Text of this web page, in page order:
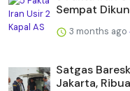
Sempat
3 months ago
Satgas
Jakarta,